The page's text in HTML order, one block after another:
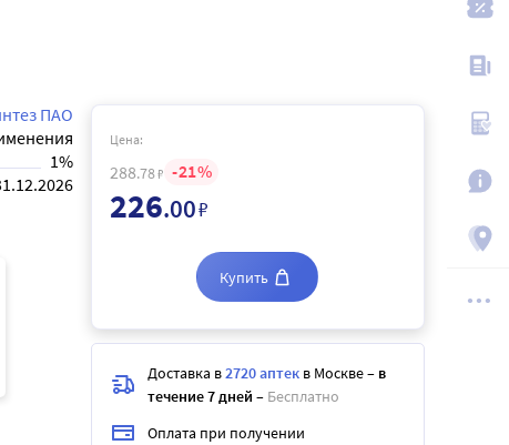
ПАО
1%
Цена:
288.78₽ 21
226.00₽
Купить
Доставка в2720 аптек в Москве– в
течение 7 дней – Бесплатно
Оплата при получении